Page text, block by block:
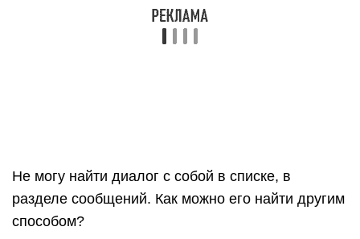
Если вручную не получается найти нужный
диалог, можно воспользоваться поиском. В
делать в такой ситуации?
Возможно это связано с техническими